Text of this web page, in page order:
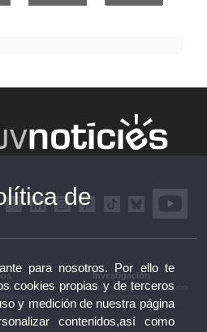
y formación
Investigación
Investigación, innovación
de
para nosotros. Por ello te
cookies propias y de terceros
y medición de nuestra página
contenidos,así como